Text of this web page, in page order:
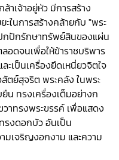
าเจ้าอยู่หัว มีการสร้าง
นการสร้างคล้ายกับ "พระ
กปักรักษาทรัพย์สินของแผ่น
อดจนเพื่อให้ข้าราชบริพาร
ะเป็นเครื่องยึดเหนี่ยวจิตใจ
ตย์สุจริต พระคลัง ในพระ
น ทรงเครื่องเต็มอย่างก
าทรงพระขรรค์ เพื่อแสดง
งดอกบัว อันเป็น
จริญงอกงาม และความ